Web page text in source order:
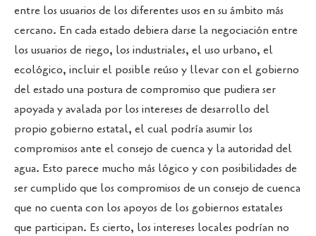
entre los usuarios de los diferentes usos en su ámbito más
cercano. En cada estado debiera darse la negociación entre
los usuarios de riego, los industriales, el uso urbano, el
ecológico, incluir el posible reúso y llevar con el gobierno
del estado una postura de compromiso que pudiera ser
apoyada y avalada por los intereses de desarrollo del
propio gobierno estatal, el cual podría asumir los
compromisos ante el consejo de cuenca y la autoridad del
agua. Esto parece mucho más lógico y con posibilidades de
ser cumplido que los compromisos de un consejo de cuenca
que no cuenta con los apoyos de los gobiernos estatales
que participan. Es cierto, los intereses locales podrían no